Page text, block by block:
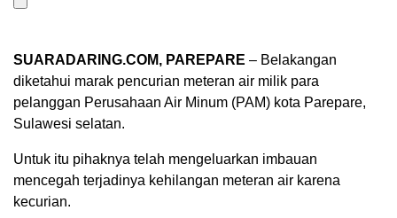
SUARADARING.COM, PAREPARE – Belakangan
diketahui marak pencurian meteran air milik para
pelanggan Perusahaan Air Minum (PAM) kota Parepare,
Sulawesi selatan.
Untuk itu pihaknya telah mengeluarkan imbauan
mencegah terjadinya kehilangan meteran air karena
kecurian.